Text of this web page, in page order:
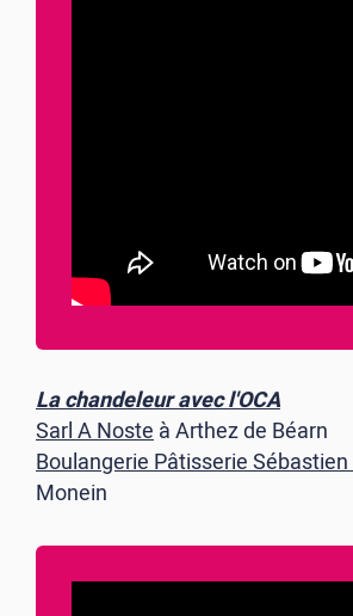
La chandeleur avec l'OCA
Sarl A Nosteà Arthez de Béarn
Boulangerie Pâtisserie
Monein